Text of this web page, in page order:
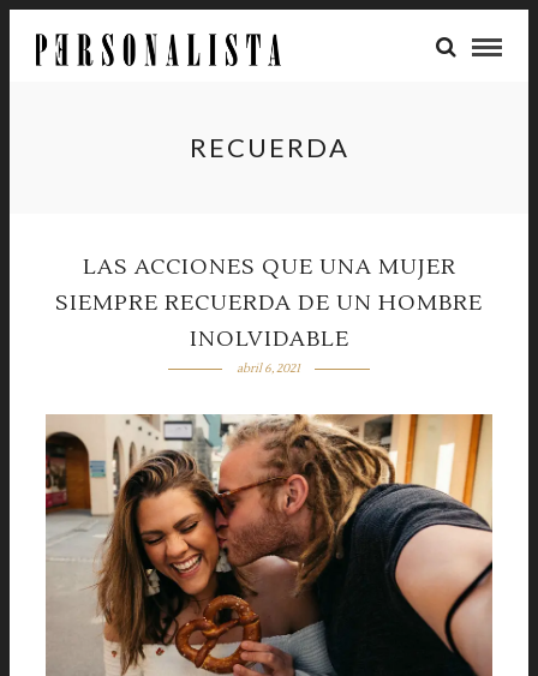
RECUERDA
LAS ACCIONES QUE UNA MUJER
SIEMPRE RECUERDA DE UN HOMBRE
INOLVIDABLE
abril 6, 2021